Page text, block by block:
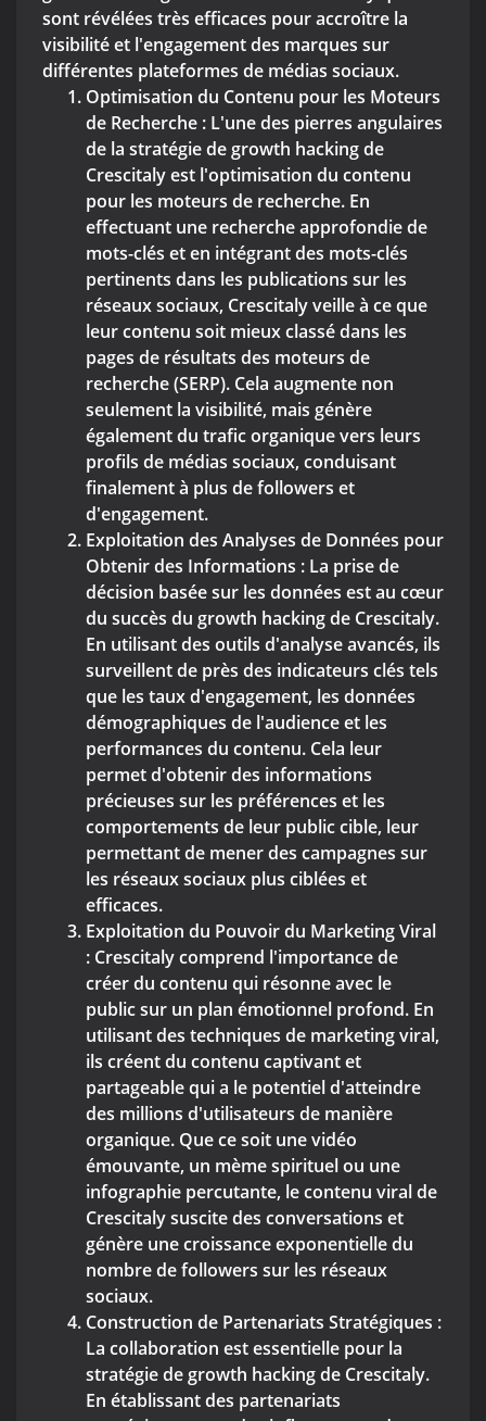
sont révélées très efficaces pour accroître la
visibilité et l'engagement des marques sur
différentes plateformes de médias sociaux.
Optimisation du Contenu pour les Moteurs
de Recherche : L'une des pierres angulaires
de la stratégie de growth hacking de
Crescitaly est l'optimisation du contenu
pour les moteurs de recherche. En
effectuant une recherche approfondie de
mots-clés et en intégrant des mots-clés
pertinents dans les publications sur les
réseaux sociaux, Crescitaly veille à ce que
leur contenu soit mieux classé dans les
pages de résultats des moteurs de
recherche (SERP). Cela augmente non
seulement la visibilité, mais génère
également du trafic organique vers leurs
profils de médias sociaux, conduisant
finalement à plus de followers et
d'engagement.
Exploitation des Analyses de Données pour
Obtenir des Informations : La prise de
décision basée sur les données est au cœur
du succès du growth hacking de Crescitaly.
En utilisant des outils d'analyse avancés, ils
surveillent de près des indicateurs clés tels
que les taux d'engagement, les données
démographiques de l'audience et les
performances du contenu. Cela leur
permet d'obtenir des informations
précieuses sur les préférences et les
comportements de leur public cible, leur
permettant de mener des campagnes sur
les réseaux sociaux plus ciblées et
efficaces.
Exploitation du Pouvoir du Marketing Viral
: Crescitaly comprend l'importance de
créer du contenu qui résonne avec le
public sur un plan émotionnel profond. En
utilisant des techniques de marketing viral,
ils créent du contenu captivant et
partageable qui a le potentiel d'atteindre
des millions d'utilisateurs de manière
organique. Que ce soit une vidéo
émouvante, un mème spirituel ou une
infographie percutante, le contenu viral de
Crescitaly suscite des conversations et
génère une croissance exponentielle du
nombre de followers sur les réseaux
sociaux.
Construction de Partenariats Stratégiques :
La collaboration est essentielle pour la
stratégie de growth hacking de Crescitaly.
En établissant des partenariats